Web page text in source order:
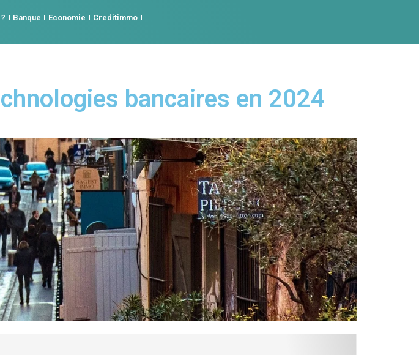
Banque Economie
Creditimmo
bancaires en 2024